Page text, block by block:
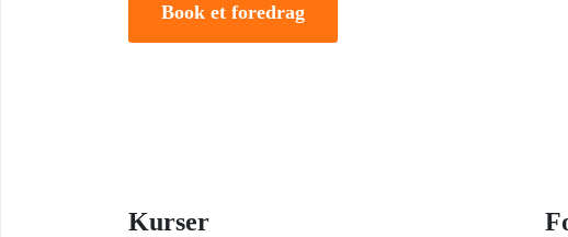
Book et foredrag
Kurser